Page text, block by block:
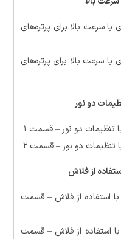
با سرعت بالا برای پرتره‌های
با سرعت بالا برای پرتره‌های
تنظیمات دو نور – قسمت ۱
تنظیمات دو نور – قسمت ۲
با استفاده از فلاش – قسمت
با استفاده از فلاش – قسمت